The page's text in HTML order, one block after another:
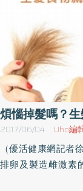
好孕體質需從日常
正常減少熬夜，照
入睡，身體內分泌
經、肝經的運行時
著正常。2.一週運
功能的運動類型效
次，一次30分鐘，
順暢。3.均衡飲食，
千位不要胡亂自
容易導致內分泌混
種食物，均衡飲食4.
了解是否為骨關節
查。攝取乳製品、
的重要無機質，尤
就顯得極為重要。
ofClinical
則》中提出，正常
則至1200毫克。韓
（臺灣衛福部建議
民健康營養調查，
基準（臺灣人的鈣
含鈣質的食物，如
椒、芭樂、柑橘類
果）。這些含有
要，當這些抗氧化
易致癌的代謝廢物
是不可少的。3）
時，身體對某些營
鎂、鋅、醣類，可
合、蓮子、桂圓等
鈣、鎂是安定神
量，根莖類蔬菜、
的食物來源。（本
煩惱掉髮嗎？
2017/06/04 Uho編
（優活健康網記者
排卵及製造雌激素